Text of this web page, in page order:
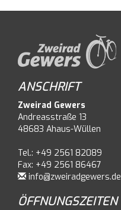
ANSCHRIFT
Zweirad Gewers
Andreasstraße 13
48683 Ahaus-Wüllen
Tel.: +49 2561 82089
Fax: +49 2561 86467
info@zweiradgewers.de
ÖFFNUNGSZEITEN